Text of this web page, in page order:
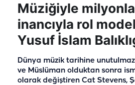
Müziğiyle
inancıyla rol
Yusuf İslam
Dünya müzik tarihine
ve Müslüman olduktan sonra
olarak değiştiren Cat Stevens,